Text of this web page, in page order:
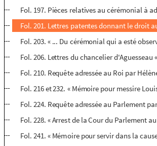
Fol. 197. Pièces relatives au cérémonial à
Fol. 201. Lettres patentes donnant le droit
Fol. 203. « ... Du cérémonial qui a esté
Fol. 206. Lettres du chancelier
Fol. 210. Requête adressée au Roi par
Fol. 216 et 232. « Mémoire pour messire
Fol. 224. Requête adressée au Parlement
Fol. 228. « Arrest de la Cour du Parlement
Fol. 241. « Mémoire pour servir dans la